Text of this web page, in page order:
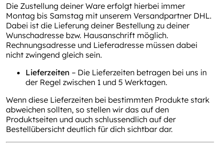
Die Zustellung deiner Ware erfolgt hierbei immer
Montag bis Samstag mit unserem Versandpartner DHL.
Dabei ist die Lieferung deiner Bestellung zu deiner
Wunschadresse bzw. Hausanschrift möglich.
Rechnungsadresse und Lieferadresse müssen dabei
nicht zwingend gleich sein.
Lieferzeiten – Die Lieferzeiten betragen bei uns in
der Regel zwischen 1 und 5 Werktagen.
Wenn diese Lieferzeiten bei bestimmten Produkte stark
abweichen sollten, so stellen wir das auf den
Produktseiten und auch schlussendlich auf der
Bestellübersicht deutlich für dich sichtbar dar.